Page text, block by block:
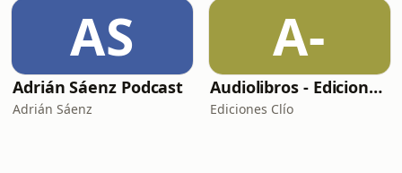
AS
Adrián Sáenz Podcast
Adrián Sáenz
A-
Audiolibros - Ediciones Clío
Ediciones Clío